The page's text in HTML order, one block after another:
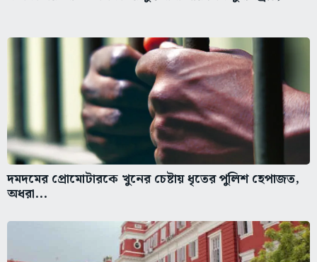
দমদমের প্রোমোটারকে খুনের চেষ্টায় ধৃতের পুলিশ হেপাজত,
অধরা...